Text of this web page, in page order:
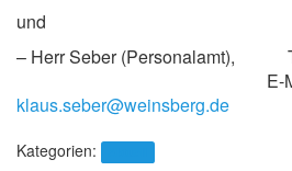
und
– Herr Seber (Personalamt),
E-
klaus.seber@weinsberg.de
Kategorien: